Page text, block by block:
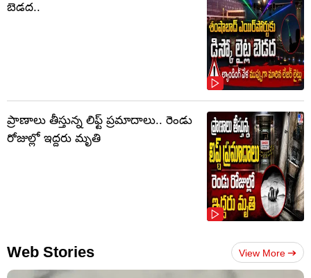
బెడద..
ప్రాణాలు తీస్తున్న లిఫ్ట్‌ ప్రమాదాలు.. రెండు
రోజుల్లో ఇద్దరు మృతి
Web Stories View More